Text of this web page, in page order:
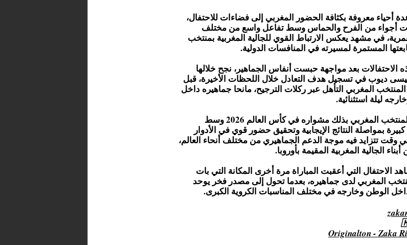
أحياء معروفة بكثافة الحضور المغربي إلى فضاءات للاحتفال،
أجواء من الفرح والحماس وسط تفاعل واسع من مختلف
في مشهد يعكس الارتباط القوي للجالية المغربية بمنتخب
المستمرة لمسيرته في المنافسات الدولية.
الاحتفالات بعد مواجهة حبست أنفاس الجماهير، نجح خلالها
ديوب في تسجيل هدف التعادل خلال اللحظات الأخيرة، قبل
المغربي التأهل عبر ركلات الترجيح، مانحا جماهيره داخل
ليلة استثنائية.
ويواصل المنتخب المغربي بذلك مشواره في كأس العالم 2026 وسط
بمواصلة النتائج الإيجابية وتحقيق حضور قوي في الأدوار
وقت تتزايد فيه موجة الدعم الجماهيري من مختلف أنحاء العالم،
الجالية المغربية المقيمة بأوروبا.
الاحتفال التي أعقبت المباراة مرة أخرى المكانة التي بات
المغربي لدى جماهيره، بعدما تحول إلى مصدر فخر يوحد
الوطن وخارجه في مختلف المناسبات الكروية الكبرى.